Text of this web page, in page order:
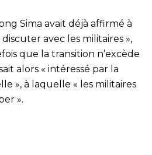
Sima avait déjà affirmé à
discuter avec les militaires »,
que la transition n’excède
alors « intéressé par la
», à laquelle « les militaires
».